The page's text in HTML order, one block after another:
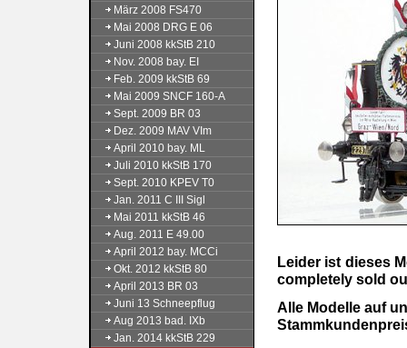
März 2008 FS470
Mai 2008 DRG E 06
Juni 2008 kkStB 210
Nov. 2008 bay. EI
Feb. 2009 kkStB 69
Mai 2009 SNCF 160-A
Sept. 2009 BR 03
Dez. 2009 MAV VIm
April 2010 bay. ML
Juli 2010 kkStB 170
Sept. 2010 KPEV T0
Jan. 2011 C III Sigl
Mai 2011 kkStB 46
Aug. 2011 E 49.00
April 2012 bay. MCCi
Okt. 2012 kkStB 80
April 2013 BR 03
Juni 13 Schneepflug
Aug 2013 bad. IXb
Jan. 2014 kkStB 229
Leider ist dieses
completely sold
Alle Modelle auf